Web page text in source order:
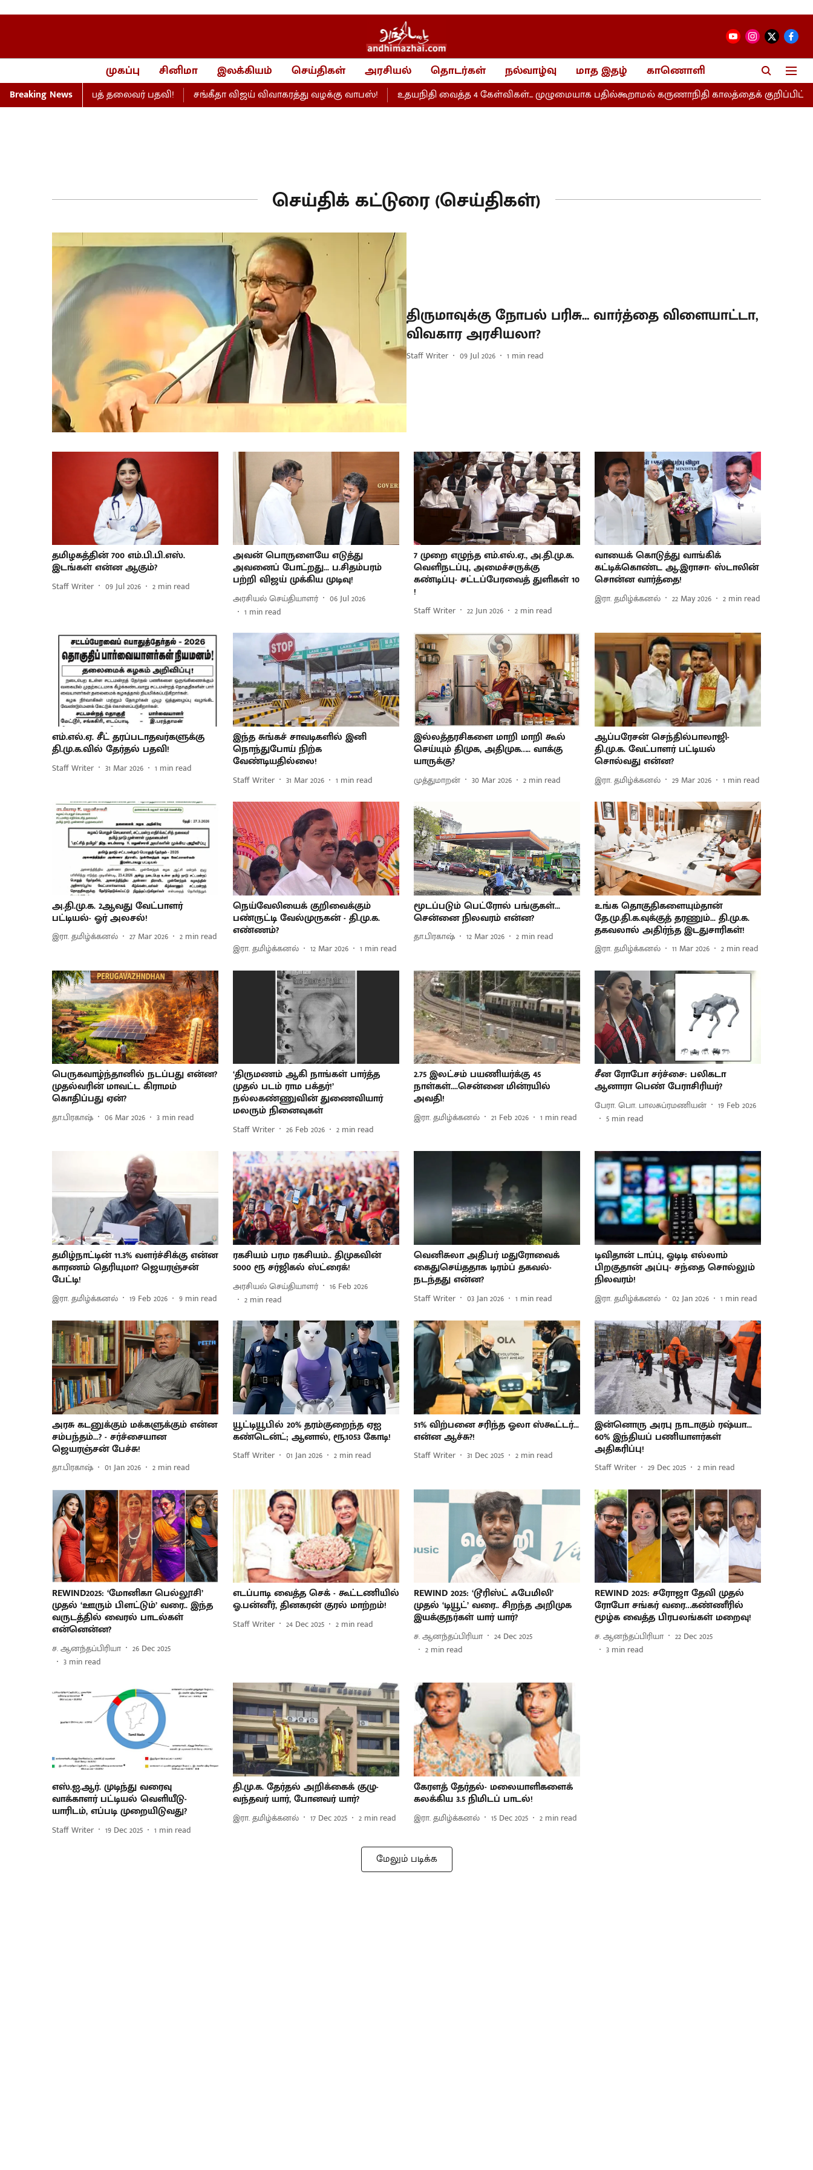
முகப்பு சினிமா இலக்கியம் செய்திகள் அரசியல் தொடர்கள் நல்வாழ்வு மாத இதழ் காணொளி
Breaking News
ஆணையத் தலைவர் பதவி! சங்கீதா விஜய் விவாகரத்து வழக்கு வாபஸ்! உதயநிதி வைத்த 4 கேள்விகள்... முழுமையாக பதில்கூறாமல் கருணாநிதி காலத்தைக் குறிப்பிட்ட விஜய்!
செய்திக் கட்டுரை (செய்திகள்)
திருமாவுக்கு நோபல் பரிசு... வார்த்தை விளையாட்டா,
விவகார அரசியலா?
Staff Writer 09 Jul 2026 1 min read
தமிழகத்தின் 700 எம்.பி.பி.எஸ்.
இடங்கள் என்ன ஆகும்?
Staff Writer 09 Jul 2026 2 min read
அவன் பொருளையே எடுத்து
அவனைப் போட்றது... ப.சிதம்பரம்
பற்றி விஜய் முக்கிய முடிவு!
அரசியல் செய்தியாளர்
06 Jul 2026
1 min read
7 முறை எழுந்த எம்.எல்.ஏ., அ.தி.மு.க.
வெளிநடப்பு, அமைச்சருக்கு
கண்டிப்பு- சட்டப்பேரவைத் துளிகள் 10
!
Staff Writer 22 Jun 2026 2 min read
வாயைக் கொடுத்து வாங்கிக்
கட்டிக்கொண்ட ஆ.இராசா- ஸ்டாலின்
சொன்ன வார்த்தை!
இரா. தமிழ்க்கனல் 22 May 2026 2 min read
எம்.எல்.ஏ. சீட் தரப்படாதவர்களுக்கு
தி.மு.க.வில் தேர்தல் பதவி!
Staff Writer 31 Mar 2026 1 min read
இந்த சுங்கச் சாவடிகளில் இனி
நொந்துபோய் நிற்க
வேண்டியதில்லை!
Staff Writer 31 Mar 2026 1 min read
இல்லத்தரசிகளை மாறி மாறி கூல்
செய்யும் திமுக, அதிமுக….. வாக்கு
யாருக்கு?
முத்துமாறன் 30 Mar 2026 2 min read
ஆப்பரேசன் செந்தில்பாலாஜி-
தி.மு.க. வேட்பாளர் பட்டியல்
சொல்வது என்ன?
இரா. தமிழ்க்கனல் 29 Mar 2026 1 min read
அ.தி.மு.க. 2ஆவது வேட்பாளர்
பட்டியல்- ஓர் அலசல்!
இரா. தமிழ்க்கனல் 27 Mar 2026 2 min read
நெய்வேலியைக் குறிவைக்கும்
பண்ருட்டி வேல்முருகன் - தி.மு.க.
எண்ணம்?
இரா. தமிழ்க்கனல் 12 Mar 2026 1 min read
மூடப்படும் பெட்ரோல் பங்குகள்...
சென்னை நிலவரம் என்ன?
தா.பிரகாஷ் 12 Mar 2026 2 min read
உங்க தொகுதிகளையும்தான்
தே.மு.தி.க.வுக்குத் தரணும்... தி.மு.க.
தகவலால் அதிர்ந்த இடதுசாரிகள்!
இரா. தமிழ்க்கனல் 11 Mar 2026 2 min read
பெருகவாழ்ந்தானில் நடப்பது என்ன?
முதல்வரின் மாவட்ட கிராமம்
கொதிப்பது ஏன்?
தா.பிரகாஷ் 06 Mar 2026 3 min read
‘திருமணம் ஆகி நாங்கள் பார்த்த
முதல் படம் ராம பக்தர்!’
நல்லகண்ணுவின் துணைவியார்
மலரும் நினைவுகள்
Staff Writer 26 Feb 2026 2 min read
2.75 இலட்சம் பயணியர்க்கு 45
நாள்கள்....சென்னை மின்ரயில்
அவதி!
இரா. தமிழ்க்கனல் 21 Feb 2026 1 min read
சீன ரோபோ சர்ச்சை: பலிகடா
ஆனாரா பெண் பேராசிரியர்?
பேரா. பொ. பாலசுப்ரமணியன்
19 Feb 2026
5 min read
தமிழ்நாட்டின் 11.3% வளர்ச்சிக்கு என்ன
காரணம் தெரியுமா? ஜெயரஞ்சன்
பேட்டி!
இரா. தமிழ்க்கனல் 19 Feb 2026 9 min read
ரகசியம் பரம ரகசியம்.. திமுகவின்
5000 ரூ சர்ஜிகல் ஸ்ட்ரைக்!
அரசியல் செய்தியாளர்
16 Feb 2026
2 min read
வெனிசுலா அதிபர் மதுரோவைக்
கைதுசெய்ததாக டிரம்ப் தகவல்-
நடந்தது என்ன?
Staff Writer 03 Jan 2026 1 min read
டிவிதான் டாப்பு, ஓடிடி எல்லாம்
பிறகுதான் அப்பு- சந்தை சொல்லும்
நிலவரம்!
இரா. தமிழ்க்கனல் 02 Jan 2026 1 min read
அரசு கடனுக்கும் மக்களுக்கும் என்ன
சம்பந்தம்...? - சர்ச்சையான
ஜெயரஞ்சன் பேச்சு!
தா.பிரகாஷ் 01 Jan 2026 2 min read
யூட்டியூபில் 20% தரம்குறைந்த ஏஐ
கண்டென்ட்; ஆனால், ரூ.1053 கோடி!
Staff Writer 01 Jan 2026 2 min read
51% விற்பனை சரிந்த ஓலா ஸ்கூட்டர்...
என்ன ஆச்சு?!
Staff Writer 31 Dec 2025 2 min read
இன்னொரு அரபு நாடாகும் ரஷ்யா...
60% இந்தியப் பணியாளர்கள்
அதிகரிப்பு!
Staff Writer 29 Dec 2025 2 min read
REWIND2025: ‘மோனிகா பெல்லூசி’
முதல் ‘ஊரும் பிளட்டும்’ வரை.. இந்த
வருடத்தில் வைரல் பாடல்கள்
என்னென்ன?
ச. ஆனந்தப்பிரியா
26 Dec 2025
3 min read
எடப்பாடி வைத்த செக் - கூட்டணியில்
ஓ.பன்னீர், தினகரன் குரல் மாற்றம்!
Staff Writer 24 Dec 2025 2 min read
REWIND 2025: ‘டூரிஸ்ட் ஃபேமிலி’
முதல் ‘டியூட்’ வரை.. சிறந்த அறிமுக
இயக்குநர்கள் யார் யார்?
ச. ஆனந்தப்பிரியா
24 Dec 2025
2 min read
REWIND 2025: சரோஜா தேவி முதல்
ரோபோ சங்கர் வரை…கண்ணீரில்
மூழ்க வைத்த பிரபலங்கள் மறைவு!
ச. ஆனந்தப்பிரியா
22 Dec 2025
3 min read
எஸ்.ஐ.ஆர். முடிந்து வரைவு
வாக்காளர் பட்டியல் வெளியீடு-
யாரிடம், எப்படி முறையிடுவது?
Staff Writer 19 Dec 2025 1 min read
தி.மு.க. தேர்தல் அறிக்கைக் குழு-
வந்தவர் யார், போனவர் யார்?
இரா. தமிழ்க்கனல் 17 Dec 2025 2 min read
கேரளத் தேர்தல்- மலையாளிகளைக்
கலக்கிய 3.5 நிமிடப் பாடல்!
இரா. தமிழ்க்கனல் 15 Dec 2025 2 min read
மேலும் படிக்க